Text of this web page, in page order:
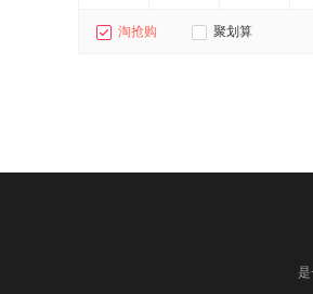
淘抢购 聚划算